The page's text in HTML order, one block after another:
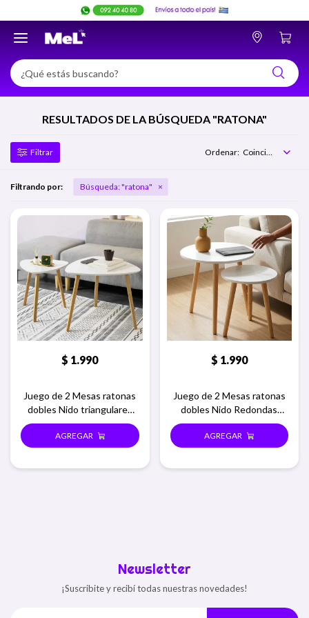

RESULTADOS DE LA BÚSQUEDA "RATONA"
Coincidencia
Filtrando por: Búsqueda: "ratona"
$ 1.990
Juego de 2 Mesas ratonas
dobles Nido triangulares
Estilo Nórdico
$ 1.990
Juego de 2 Mesas ratonas
dobles Nido Redondas
Estilo Nórdico
Newsletter
¡Suscribite y recibí todas nuestras novedades!